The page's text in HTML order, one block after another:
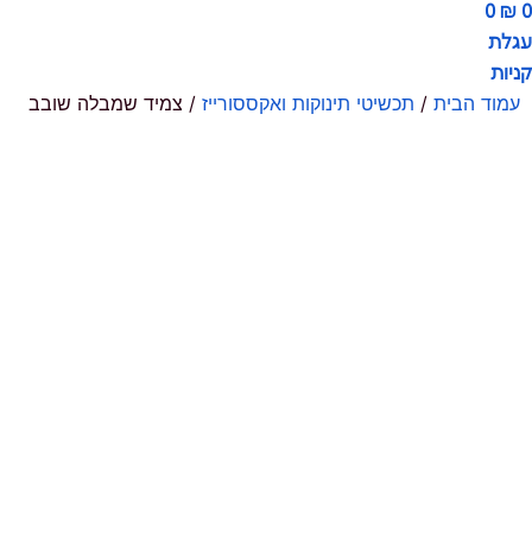
₪ 0
0
עגלת
קניות
עמוד הבית / תכשיטי תינוקות ואקססורייז / צמיד שמבלה שובב